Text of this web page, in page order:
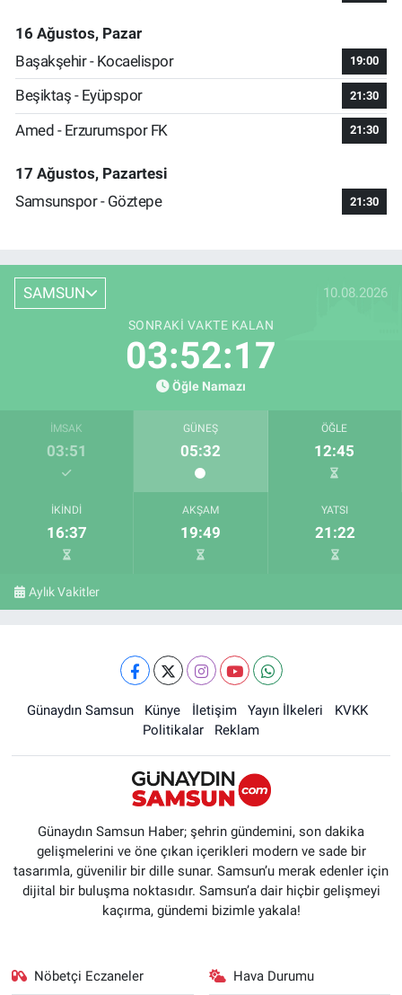
16 Ağustos, Pazar
Başakşehir - Kocaelispor
19:00
Beşiktaş - Eyüpspor 21:30
Amed - Erzurumspor FK 21:30
17 Ağustos, Pazartesi
Samsunspor - Göztepe
21:30
SAMSUN 10.08.2026
SONRAKI VAKTE KALAN
03:52:16
Öğle Namazı
İMSAK
03:51
GÜNEŞ
05:32
ÖĞLE
12:45
İKINDI
16:37
AKŞAM
19:49
YATSI
21:22
Aylık Vakitler
Günaydın Samsun Künye İletişim Yayın İlkeleri
KVKK
Politikalar
Reklam
Günaydın Samsun Haber; şehrin gündemini, son dakika
gelişmelerini ve öne çıkan içerikleri modern ve sade bir
tasarımla, güvenilir bir dille sunar. Samsun’u merak edenler için
dijital bir buluşma noktasıdır. Samsun’a dair hiçbir gelişmeyi
kaçırma, gündemi bizimle yakala!
Nöbetçi Eczaneler Hava Durumu